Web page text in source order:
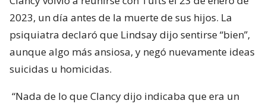
2023, un día antes de la muerte de sus hijos. La
psiquiatra declaró que Lindsay dijo sentirse “bien”,
aunque algo más ansiosa, y negó nuevamente ideas
suicidas u homicidas.
“Nada de lo que Clancy dijo indicaba que era un